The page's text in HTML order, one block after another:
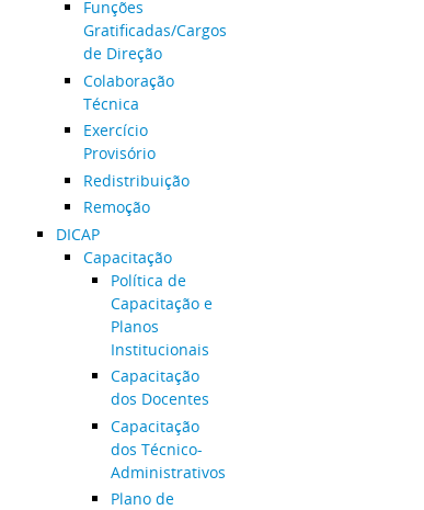
Funções
Gratificadas/Cargos
de Direção
Colaboração
Técnica
Exercício
Provisório
Redistribuição
Remoção
DICAP
Capacitação
Política de
Capacitação e
Planos
Institucionais
Capacitação
dos Docentes
Capacitação
dos Técnico-
Administrativos
Plano de